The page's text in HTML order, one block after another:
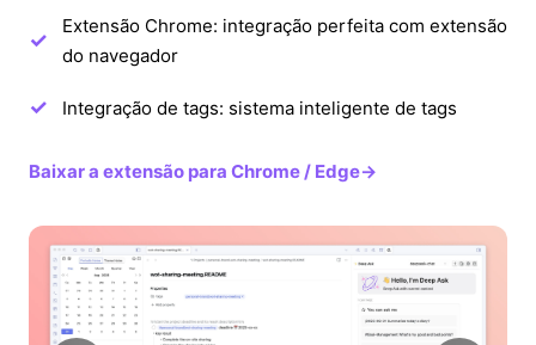
Extensão Chrome: integração perfeita com extensão
do navegador
Integração de tags: sistema inteligente de tags
Baixar a extensão para Chrome / Edge→